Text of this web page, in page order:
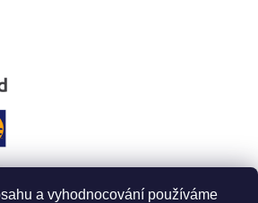
a vyhodnocování používáme